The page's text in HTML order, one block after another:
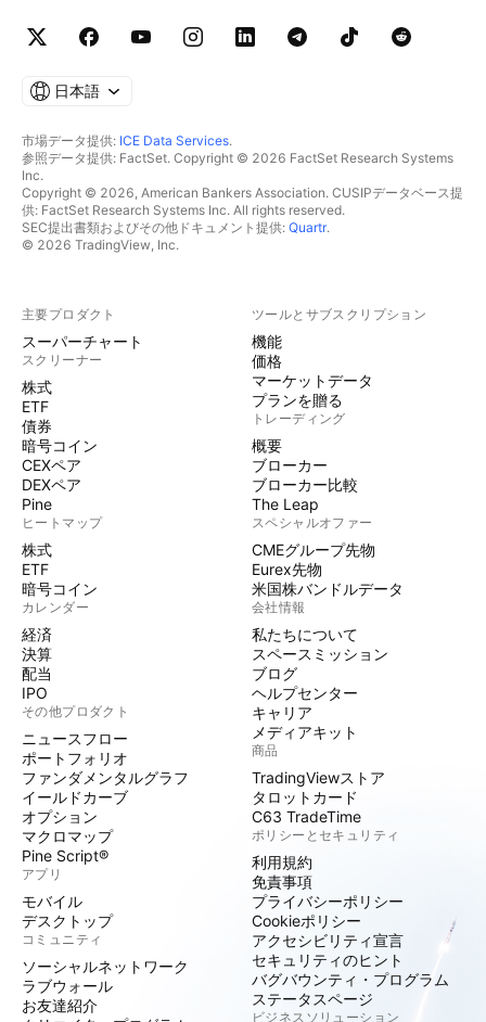
日本語
市場データ提供: ICE Data Services.
参照データ提供: FactSet. Copyright © 2026 FactSet Research Systems
Inc.
Copyright © 2026, American Bankers Association. CUSIPデータベース提
供: FactSet Research Systems Inc. All rights reserved.
SEC提出書類およびその他ドキュメント提供: Quartr.
© 2026 TradingView, Inc.
主要プロダクト
スーパーチャート
スクリーナー
株式
ETF
債券
暗号コイン
CEXペア
DEXペア
Pine
ヒートマップ
株式
ETF
暗号コイン
カレンダー
経済
決算
配当
IPO
その他プロダクト
ニュースフロー
ポートフォリオ
ファンダメンタルグラフ
イールドカーブ
オプション
マクロマップ
Pine Script®
アプリ
モバイル
デスクトップ
コミュニティ
ソーシャルネットワーク
ラブウォール
お友達紹介
ツールとサブスクリプション
機能
価格
マーケットデータ
プランを贈る
トレーディング
概要
ブローカー
ブローカー比較
The Leap
スペシャルオファー
CMEグループ先物
Eurex先物
米国株バンドルデータ
会社情報
私たちについて
スペースミッション
ブログ
ヘルプセンター
キャリア
メディアキット
商品
TradingViewストア
タロットカード
C63 TradeTime
ポリシーとセキュリティ
利用規約
免責事項
プライバシーポリシー
Cookieポリシー
アクセシビリティ宣言
セキュリティのヒント
バグバウンティ・プログラム
ステータスページ
ビジネスソリューション